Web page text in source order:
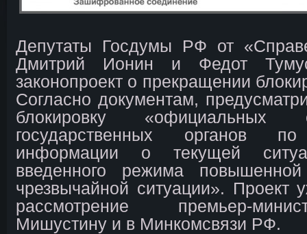
Депутаты Госдумы РФ от
Дмитрий Ионин и Федот
законопроект о прекращении
Согласно документам,
блокировку «официальных
государственных органов
информации о текущей
введенного режима
чрезвычайной ситуации». Проект
рассмотрение премьер-
Мишустину и в Минкомсвязи РФ.